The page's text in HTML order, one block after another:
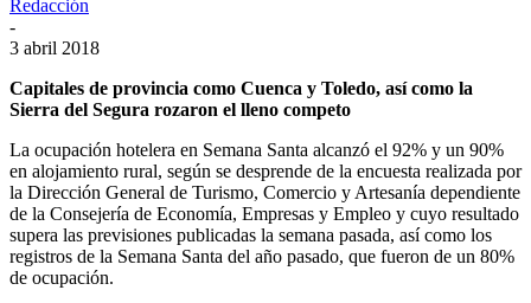
Redacción
-
3 abril 2018
Capitales de provincia como Cuenca y Toledo, así como la
Sierra del Segura rozaron el lleno competo
La ocupación hotelera en Semana Santa alcanzó el 92% y un 90%
en alojamiento rural, según se desprende de la encuesta realizada por
la Dirección General de Turismo, Comercio y Artesanía dependiente
de la Consejería de Economía, Empresas y Empleo y cuyo resultado
supera las previsiones publicadas la semana pasada, así como los
registros de la Semana Santa del año pasado, que fueron de un 80%
de ocupación.